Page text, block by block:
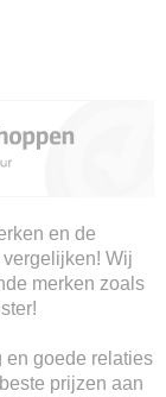
en de
Wij
merken zoals
en goede relaties
prijzen aan